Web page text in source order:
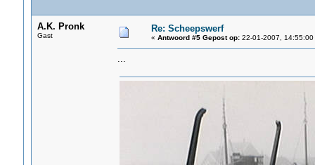
A.K. Pronk
Gast
Re: Scheepswerf
« Antwoord #5 Gepost op:22-01-2007, 14:55:00
...